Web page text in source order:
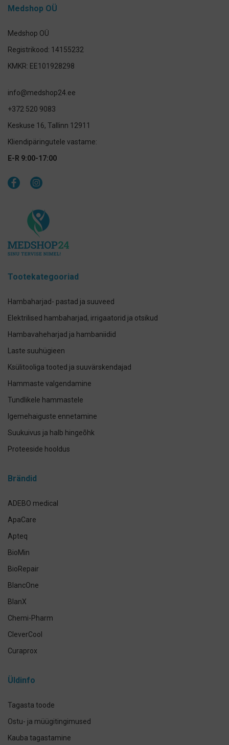
Medshop OÜ
Medshop OÜ
Registrikood: 14155232
KMKR: EE101928298
info@medshop24.ee
+372 520 9083
Keskuse 16, Tallinn 12911
Kliendipäringutele vastame:
E-R 9:00-17:00
Tootekategooriad
Hambaharjad- pastad ja suuveed
Elektrilised hambaharjad, irrigaatorid ja otsikud
Hambavaheharjad ja hambaniidid
Laste suuhügieen
Ksülitooliga tooted ja suuvärskendajad
Hammaste valgendamine
Tundlikele hammastele
Igemehaiguste ennetamine
Suukuivus ja halb hingeõhk
Proteeside hooldus
Implantaadi hooldus
Brändid
ADEBO medical
ApaCare
Apteq
BioMin
BioRepair
BlancOne
BlanX
Chemi-Pharm
CleverCool
Curaprox
Elmex
Üldinfo
Tagasta toode
Ostu- ja müügitingimused
Kauba tagastamine